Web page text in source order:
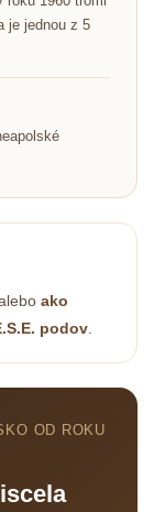
je jednou z 5
ako
podov.
OD ROKU